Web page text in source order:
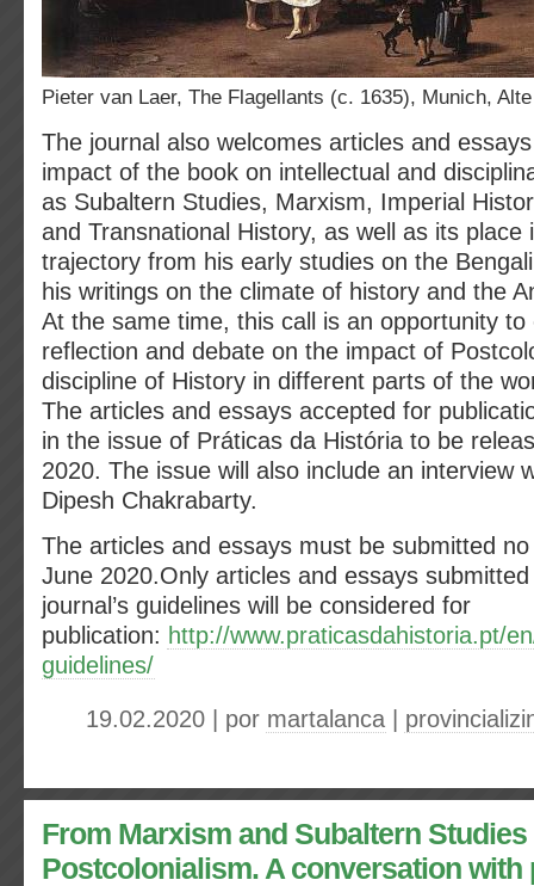
Pieter van Laer, The Flagellants (c. 1635), Munich,
The journal also welcomes articles and
impact of the book on intellectual and
as Subaltern Studies, Marxism, Imperial
and Transnational History, as well as its place
trajectory from his early studies on the
his writings on the climate of history and the
At the same time, this call is an opportunity to
reflection and debate on the impact of
discipline of History in different parts of the
The articles and essays accepted for
in the issue of Práticas da História to be
2020. The issue will also include an interview
Dipesh Chakrabarty.
The articles and essays must be submitted
June 2020.Only articles and essays
journal’s guidelines will be considered for
publication: http://www.praticasdahistoria.pt/
guidelines/
19.02.2020 | por martalanca
From Marxism and Subaltern Studies
Postcolonialism. A conversation with